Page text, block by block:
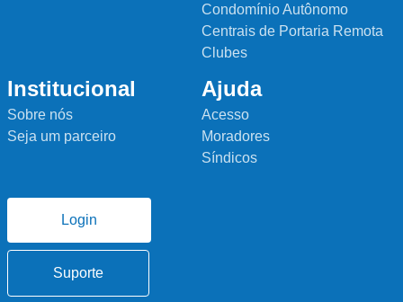
Condomínio Autônomo
Centrais de Portaria Remota
Clubes
Institucional
Sobre nós
Seja um parceiro
Ajuda
Acesso
Moradores
Síndicos
Login
Suporte